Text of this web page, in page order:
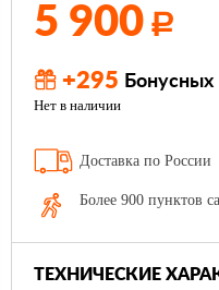
5 900 Р
+295
Нет в наличии
Доставка по России
Более 900 пунктов
ТЕХНИЧЕСКИЕ